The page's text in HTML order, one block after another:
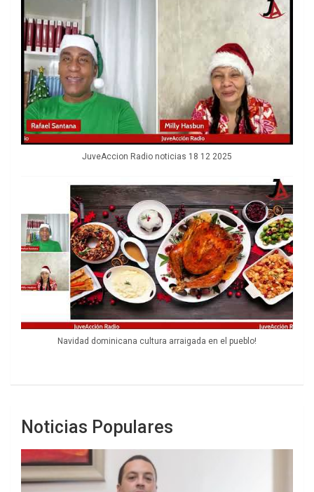
JuveAccion Radio noticias 18 12 2025
Navidad dominicana cultura arraigada en el pueblo!
Noticias Populares